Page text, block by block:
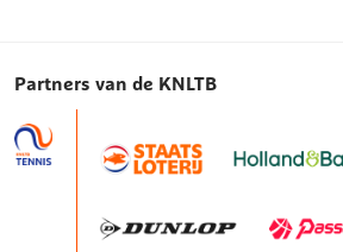
Partners van de KNLTB